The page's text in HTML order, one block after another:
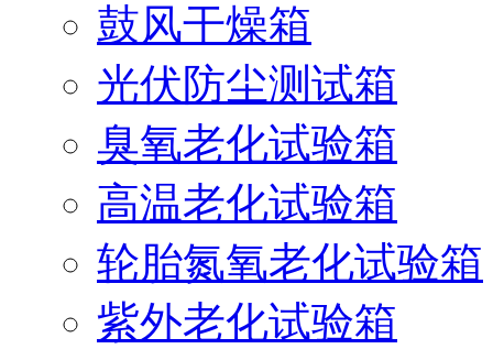
鼓风干燥箱
光伏防尘测试箱
臭氧老化试验箱
高温老化试验箱
轮胎氮氧老化试验箱
紫外老化试验箱